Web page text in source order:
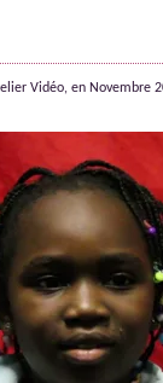
Vidéo, en Novembre